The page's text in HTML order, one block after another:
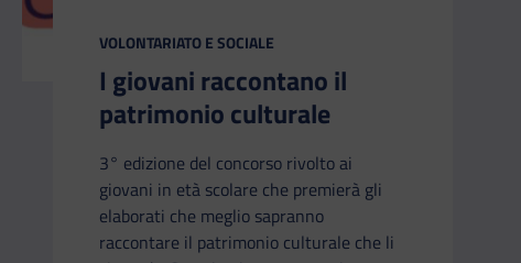
CATEGORIA:
VOLONTARIATO E SOCIALE
I giovani raccontano il
patrimonio culturale
3° edizione del concorso rivolto ai
giovani in età scolare che premierà gli
elaborati che meglio sapranno
raccontare il patrimonio culturale che li